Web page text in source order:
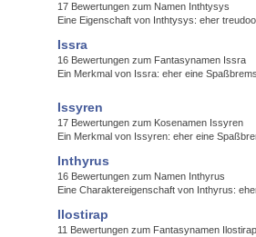
17 Bewertungen zum Namen Inthtysys
Eine Eigenschaft von Inthtysys: eher
Issra
16 Bewertungen zum Fantasynamen Issra
Ein Merkmal von Issra: eher eine
Issyren
17 Bewertungen zum Kosenamen Issyren
Ein Merkmal von Issyren: eher eine
Inthyrus
16 Bewertungen zum Namen Inthyrus
Eine Charaktereigenschaft von Inthyrus:
Ilostirap
11 Bewertungen zum Fantasynamen Ilostirap